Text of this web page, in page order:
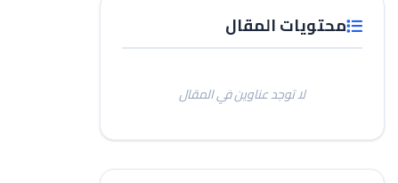
محتويات المقال
لا توجد عناوين في المقال